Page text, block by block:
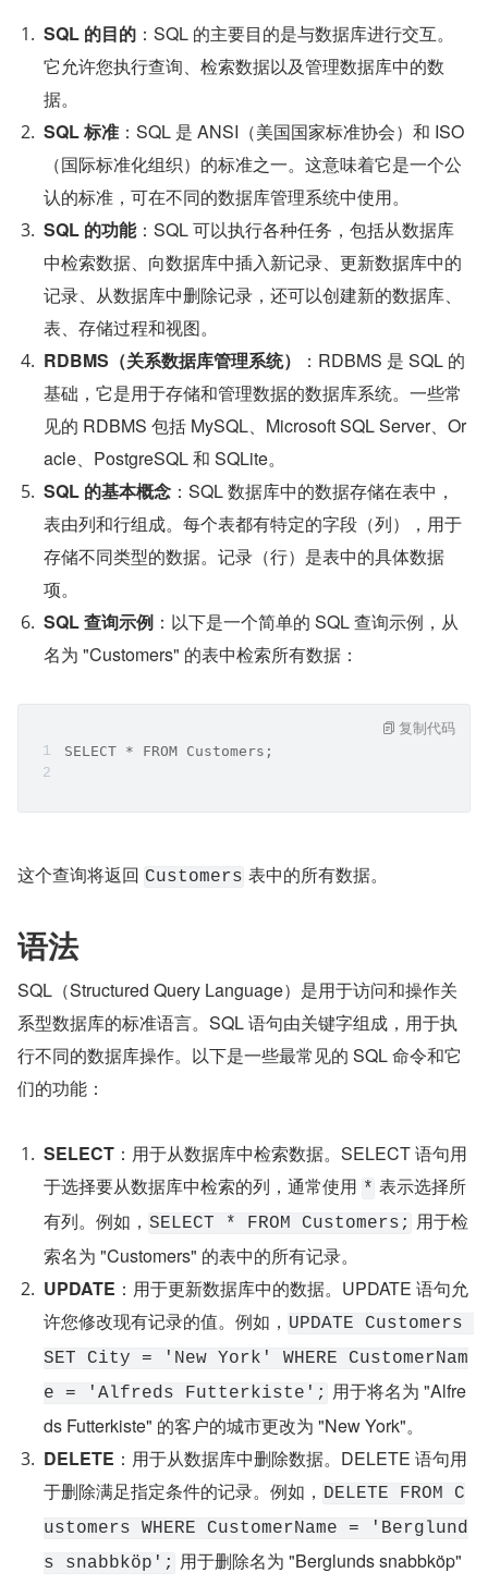
SQL 的目的 ：SQL 的主要目的是与数据库进行交互。
它允许您执行查询、检索数据以及管理数据库中的数
据。
SQL 标准 ：SQL 是 ANSI（美国国家标准协会）和 ISO
（国际标准化组织）的标准之一。这意味着它是一个公
认的标准，可在不同的数据库管理系统中使用。
SQL 的功能：SQL 可以执行各种任务，包括从数据库
中检索数据、向数据库中插入新记录、更新数据库中的
记录、从数据库中删除记录，还可以创建新的数据库、
表、存储过程和视图。
RDBMS（关系数据库管理系统）
：RDBMS 是 SQL 的
基础，它是用于存储和管理数据的数据库系统。一些常
见的 RDBMS 包括 MySQL、Microsoft SQL Server、Or
acle、PostgreSQL 和 SQLite。
SQL 的基本概念 ：SQL 数据库中的数据存储在表中，
表由列和行组成。每个表都有特定的字段（列），用于
存储不同类型的数据。记录（行）是表中的具体数据
项。
SQL 查询示例 ：以下是一个简单的 SQL 查询示例，从
名为 "Customers" 的表中检索所有数据：
SELECT * FROM Customers;
复制代码
这个查询将返回 Customers 表中的所有数据。
语法
SQL（Structured Query Language）是用于访问和操作关
系型数据库的标准语言。SQL 语句由关键字组成，用于执
行不同的数据库操作。以下是一些最常见的 SQL 命令和它
们的功能：
SELECT ：用于从数据库中检索数据。SELECT 语句用
于选择要从数据库中检索的列，通常使用 * 表示选择所
有列。例如， SELECT * FROM Customers; 用于检
索名为 "Customers" 的表中的所有记录。
UPDATE ：用于更新数据库中的数据。UPDATE 语句允
许您修改现有记录的值。例如， UPDATE Customers
SET City = 'New York' WHERE CustomerNam
e = 'Alfreds Futterkiste'; 用于将名为 "Alfre
ds Futterkiste" 的客户的城市更改为 "New York"。
DELETE ：用于从数据库中删除数据。DELETE 语句用
于删除满足指定条件的记录。例如， DELETE FROM C
ustomers WHERE CustomerName = 'Berglund
s snabbköp'; 用于删除名为 "Berglunds snabbköp"